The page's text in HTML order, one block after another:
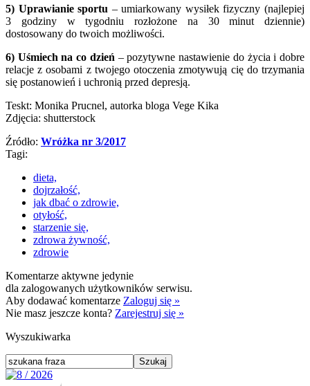
5) Uprawianie sportu – umiarkowany wysiłek fizyczny (najlepiej
3 godziny w tygodniu rozłożone na 30 minut dziennie)
dostosowany do twoich możliwości.
6) Uśmiech na co dzień – pozytywne nastawienie do życia i dobre
relacje z osobami z twojego otoczenia zmotywują cię do trzymania
się postanowień i uchronią przed depresją.
Teskt: Monika Prucnel, autorka bloga Vege Kika
Zdjęcia: shutterstock
Źródło: Wróżka nr 3/2017
Tagi:
dieta,
dojrzałość,
jak dbać o zdrowie,
otyłość,
starzenie się,
zdrowa żywność,
zdrowie
Komentarze aktywne jedynie
dla zalogowanych użytkowników serwisu.
Aby dodawać komentarze Zaloguj się »
Nie masz jeszcze konta? Zarejestruj się »
Wyszukiwarka